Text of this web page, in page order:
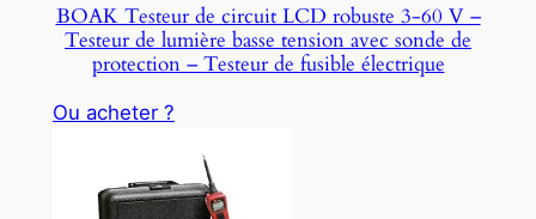
BOAK Testeur de circuit LCD robuste 3-60 V –
Testeur de lumière basse tension avec sonde de
protection – Testeur de fusible électrique
Ou acheter ?